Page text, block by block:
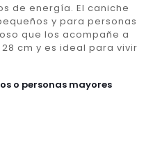
de energía. El caniche
y para personas
que los acompañe a
cm y es ideal para vivir
o personas mayores